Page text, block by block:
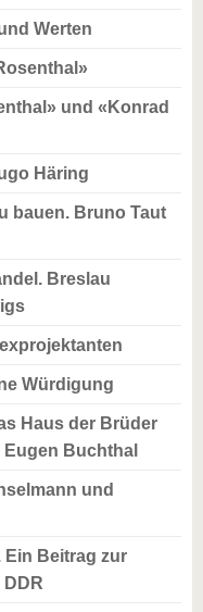
Werten
und «Konrad
Häring
bauen. Bruno Taut
Breslau
Würdigung
Haus der Brüder
Buchthal
und
Ein Beitrag zur